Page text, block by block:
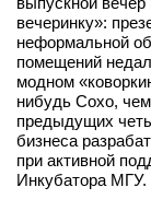
Стать
Вход
вечеринку»:
неформальной
помещений
модном
нибудь Сохо,
предыдущих
бизнеса
при активной
Инкубатора МГУ.